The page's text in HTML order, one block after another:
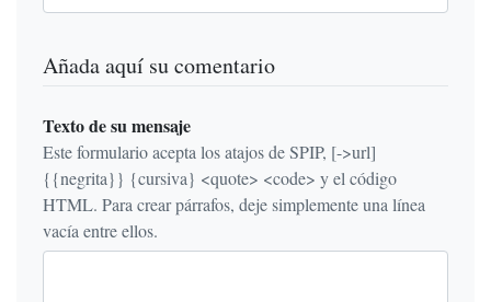
Añada aquí su comentario
Texto de su mensaje
Este formulario acepta los atajos de SPIP, [->url]
{{negrita}} {cursiva} <quote> <code> y el código
HTML. Para crear párrafos, deje simplemente una línea
vacía entre ellos.